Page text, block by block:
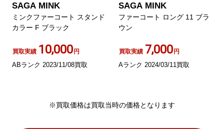
SAGA MINK
ミンクファーコート スタンド
カラー F ブラック
買取実績 10,000円
ABランク 2023/11/08買取
SAGA MINK
ファーコート ロング 11 ブラ
ウン
買取実績 7,000円
Aランク 2024/03/11買取
※買取価格は買取当時の価格となります